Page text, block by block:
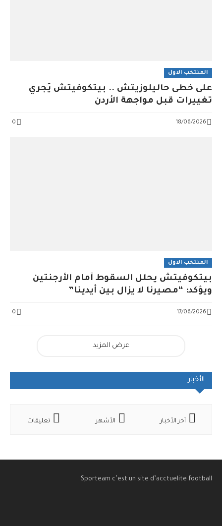
المنتخب الاول
على خُطى حاليلوزيتش .. بيتكوفيتش يُجري
تغييرات قبل مواجهة الأردن
18/06/2026
0
المنتخب الاول
بيتكوفيتش يحلل السقوط أمام الأرجنتين
ويؤكد: “مصيرنا لا يزال بين أيدينا”
17/06/2026
0
عرض المزيد
الأخبار
آخر الأخبار الأشهر تعليقات
Sporteam c’est un site d’acctuelite football